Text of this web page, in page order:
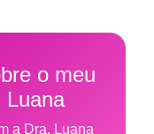
o meu
Luana
a Dra. Luana